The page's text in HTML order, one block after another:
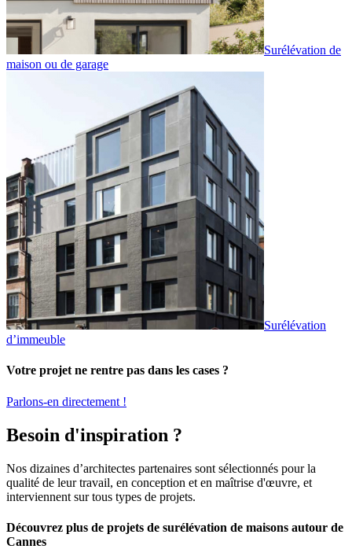
Surélévation de
maison ou de garage
Surélévation
d’immeuble
Votre projet ne rentre pas dans les cases ?
Parlons-en directement !
Besoin d'inspiration ?
Nos dizaines d’architectes partenaires sont sélectionnés pour la
qualité de leur travail, en conception et en maîtrise d'œuvre, et
interviennent sur tous types de projets.
Découvrez plus de projets de surélévation de maisons autour de
Cannes